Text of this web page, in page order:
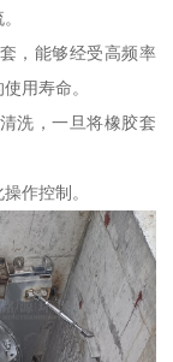
，能够经受高频率
用寿命。
洗，一旦将橡胶套
作控制。